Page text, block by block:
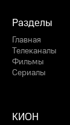
Разделы
Главная
Телеканалы
Фильмы
Сериалы
КИОН